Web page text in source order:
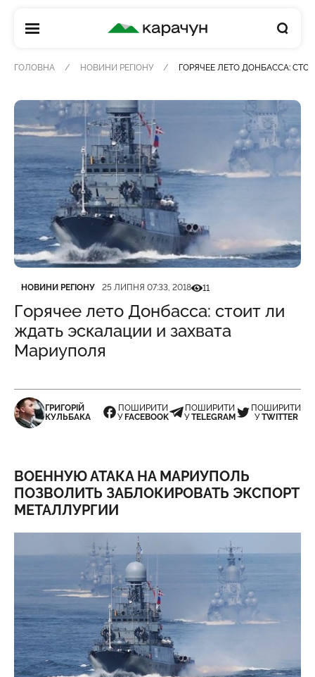
КАРАЧУН
ГОЛОВНА НОВИНИ РЕГІОНУ ГОРЯЧЕЕ ЛЕТО ДОНБАССА:
Категорія
НОВИНИ РЕГІОНУ
Дата публікації 25 ЛИПНЯ 07:33, 2018Кількість переглядів
11
Горячее лето Донбасса: стоит ли
ждать эскалации и захвата
Мариуполя
ГРИГОРІЙ
КУЛЬБАКА
ПОШИРИТИ
У FACEBOOK
ПОШИРИТИ
УTELEGRAM
ПОШИРИТИ
УTWITTER
ВОЕННУЮ АТАКА НА МАРИУПОЛЬ
ПОЗВОЛИТЬ ЗАБЛОКИРОВАТЬ ЭКСПОРТ
МЕТАЛЛУРГИИ